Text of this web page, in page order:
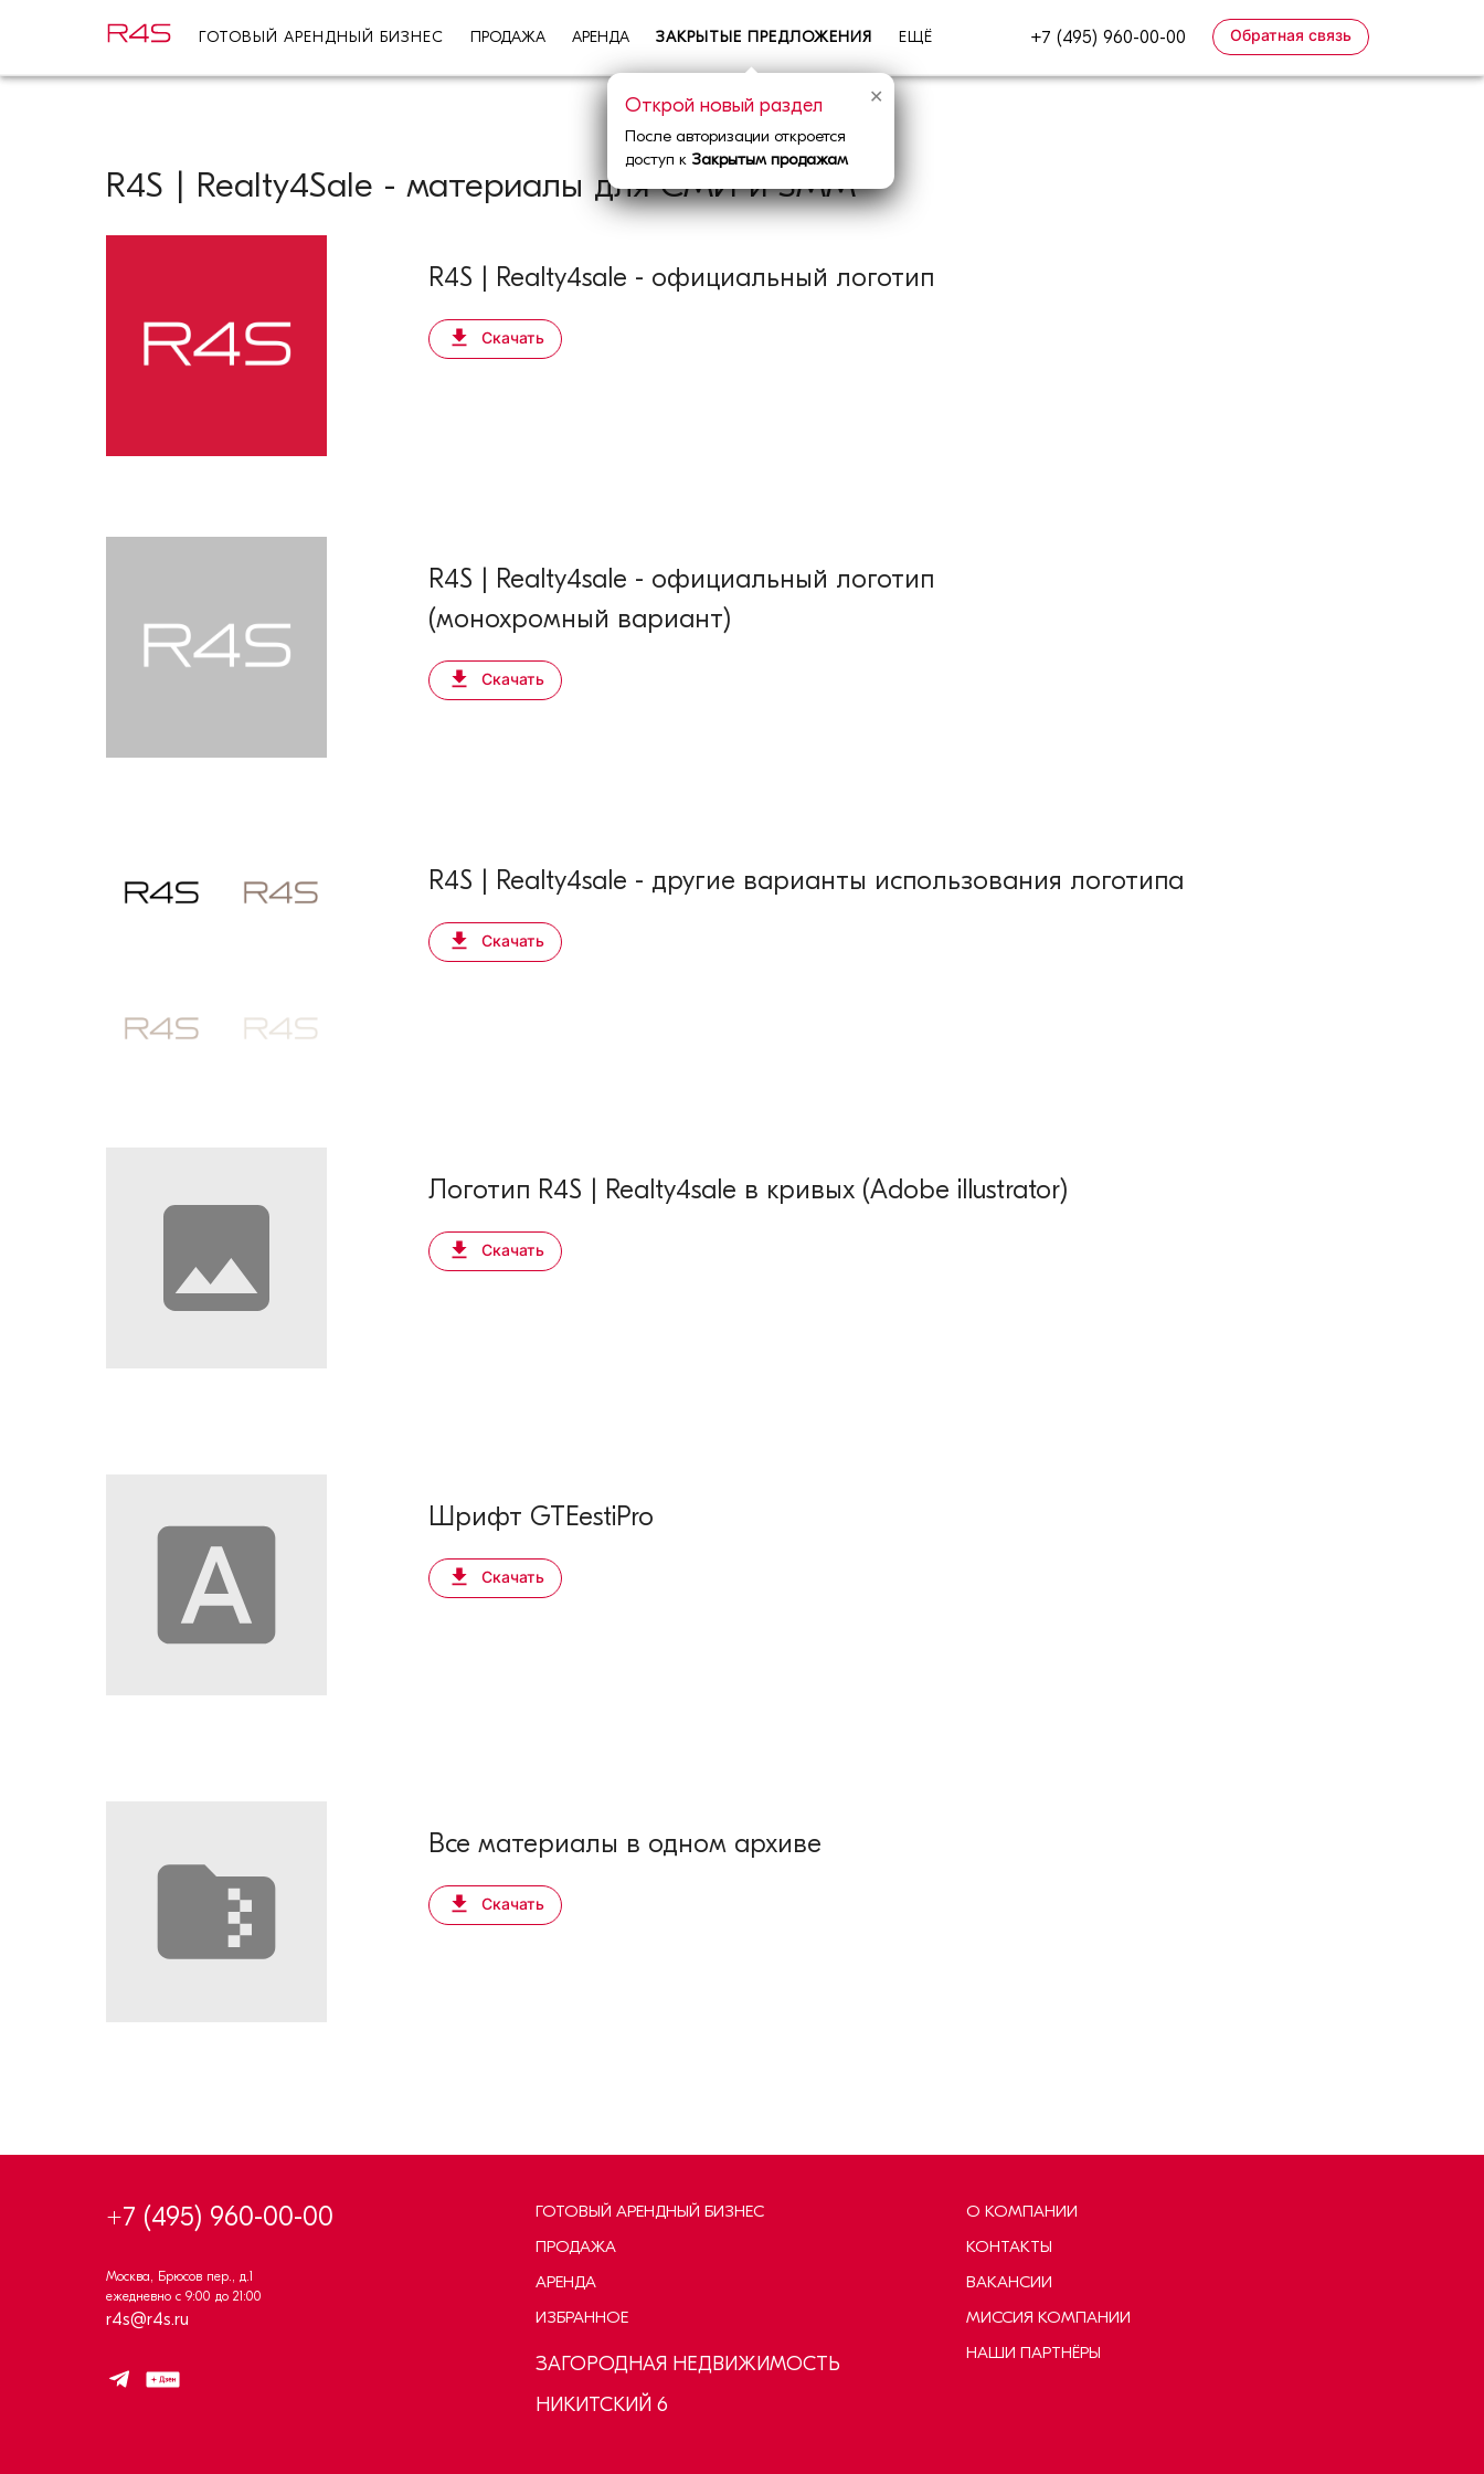
ГОТОВЫЙ АРЕНДНЫЙ БИЗНЕС ПРОДАЖА АРЕНДА ЗАКРЫТЫЕ ПРЕДЛОЖЕНИЯ ЕЩЁ +7 (495) 960-00-00 Обратная связь
R4S | Realty4Sale - материалы для СМИ и SMM
R4S | Realty4sale - официальный логотип
Скачать
R4S | Realty4sale - официальный логотип
(монохромный вариант)
Скачать
R4S | Realty4sale - другие варианты использования логотипа
Скачать
Логотип R4S | Realty4sale в кривых (Adobe illustrator)
Скачать
Шрифт GTEestiPro
Скачать
Все материалы в одном архиве
Скачать
+7 (495) 960-00-00
Москва, Брюсов пер., д.1
ежедневно с 9:00 до 21:00
r4s@r4s.ru
ГОТОВЫЙ АРЕНДНЫЙ БИЗНЕС
ПРОДАЖА
АРЕНДА
ИЗБРАННОЕ
ЗАГОРОДНАЯ НЕДВИЖИМОСТЬ
НИКИТСКИЙ 6
О КОМПАНИИ
КОНТАКТЫ
ВАКАНСИИ
МИССИЯ КОМПАНИИ
НАШИ ПАРТНЁРЫ
✕
Открой новый раздел
После авторизации откроется
доступ к Закрытым продажам